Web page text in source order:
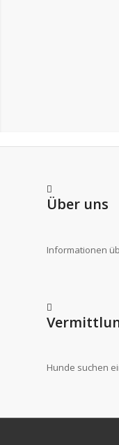
Über uns
Informationen
Hunde suchen